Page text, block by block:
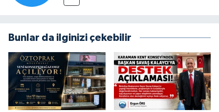
Bunlar da ilginizi çekebilir